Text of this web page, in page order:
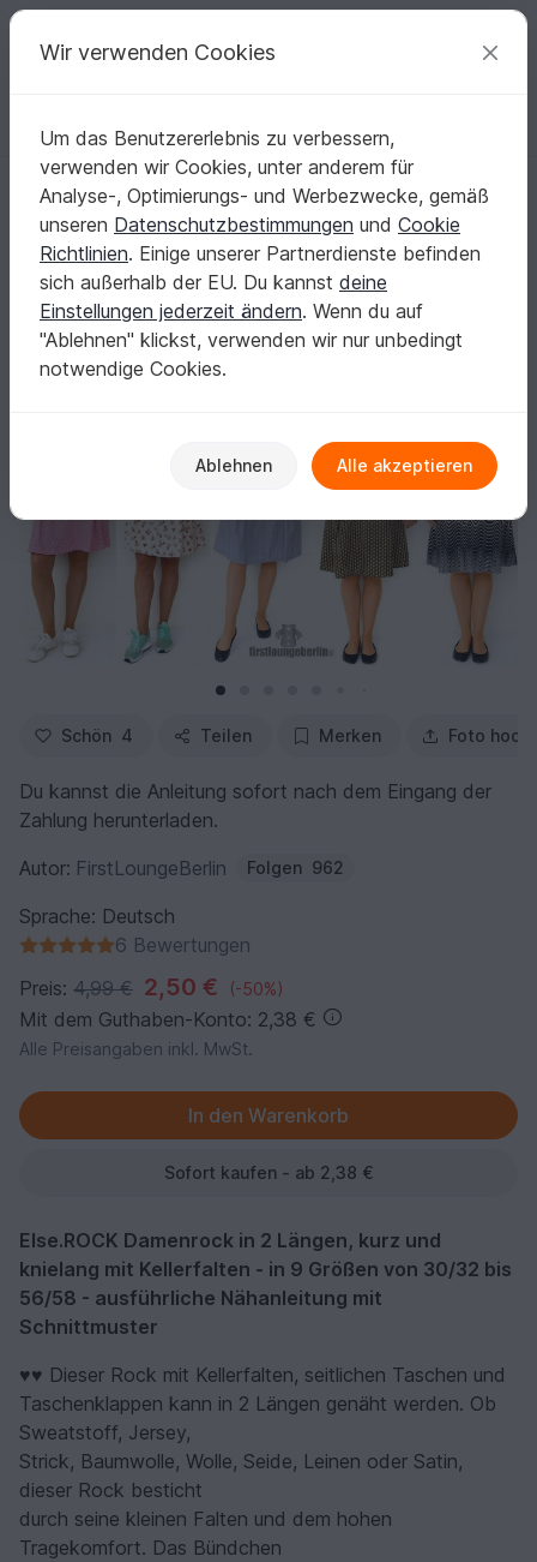
Deine kreativen Ideen
Deutsch | € (EUR) einloggen Kostenlos registrieren
Startseite Nähen Damen Röcke
Else.ROCK Faltenrock in 2 Längen - in 9 Größen 30/32 bis 56/58 -
Else.ROCK Faltenrock in 2 Längen - in 9
Größen 30/32 bis 56/58 - Nähanleitung mit
Schnittmuster von firstloungeberlin
Schön 4 Teilen Merken Foto
Du kannst die Anleitung sofort nach dem Eingang der
Zahlung herunterladen.
Autor: FirstLoungeBerlin Folgen 962
Sprache: Deutsch
6 Bewertungen
Preis: 4,99 € 2,50 € (-50%)
Mit dem Guthaben-Konto: 2,38 €
Alle Preisangaben inkl. MwSt.
Sofort kaufen - ab 2,38 €
Else.ROCK Damenrock in 2 Längen, kurz und
knielang mit Kellerfalten - in 9 Größen von 30/32 bis
56/58 - ausführliche Nähanleitung mit
Schnittmuster
♥♥ Dieser Rock mit Kellerfalten, seitlichen Taschen und
Taschenklappen kann in 2 Längen genäht werden. Ob
Sweatstoff, Jersey,
Strick, Baumwolle, Wolle, Seide, Leinen oder Satin,
dieser Rock besticht
durch seine kleinen Falten und dem hohen
Tragekomfort. Das Bündchen
Wir verwenden Cookies
Um das Benutzererlebnis zu verbessern,
verwenden wir Cookies, unter anderem für
Analyse-, Optimierungs- und Werbezwecke, gemäß
unseren Datenschutzbestimmungen und Cookie
Richtlinien. Einige unserer Partnerdienste befinden
sich außerhalb der EU. Du kannst deine
Einstellungen jederzeit ändern. Wenn du auf
"Ablehnen" klickst, verwenden wir nur unbedingt
notwendige Cookies.
Ablehnen Alle akzeptieren